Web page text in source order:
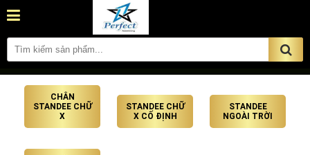
CHÂN
STANDEE CHỮ
X
STANDEE CHỮ
X CỐ ĐỊNH
STANDEE
NGOÀI TRỜI